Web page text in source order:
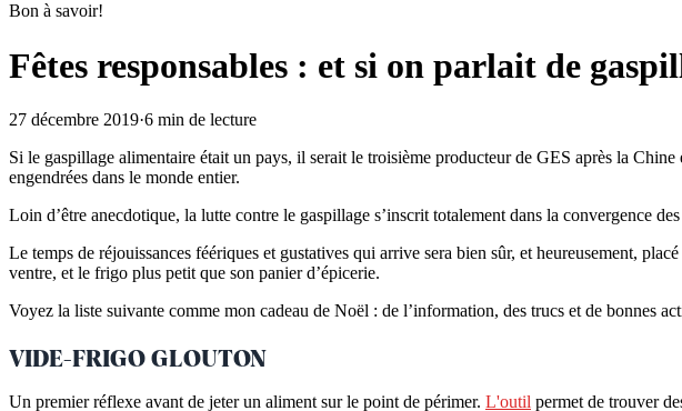
Bon à savoir!
Fêtes responsables : et si on parlait de
27 décembre 2019·6 min de lecture
Si le gaspillage alimentaire était un pays, il serait le troisième producteur de GES après la
engendrées dans le monde entier.
Loin d’être anecdotique, la lutte contre le gaspillage s’inscrit totalement dans la convergence
Le temps de réjouissances féériques et gustatives qui arrive sera bien sûr, et heureusement,
ventre, et le frigo plus petit que son panier d’épicerie.
Voyez la liste suivante comme mon cadeau de Noël : de l’information, des trucs et de bonnes
VIDE-FRIGO GLOUTON
Un premier réflexe avant de jeter un aliment sur le point de périmer. L'outil permet de trouver